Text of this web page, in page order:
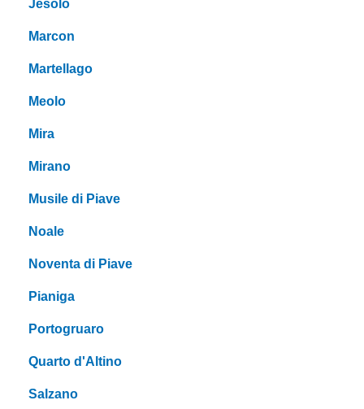
Jesolo
Marcon
Martellago
Meolo
Mira
Mirano
Musile di Piave
Noale
Noventa di Piave
Pianiga
Portogruaro
Quarto d'Altino
Salzano